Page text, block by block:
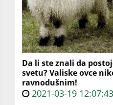
Da li ste znali da
svetu? Valiske ovce
ravnodušnim!
2021-03-19 12:07:43